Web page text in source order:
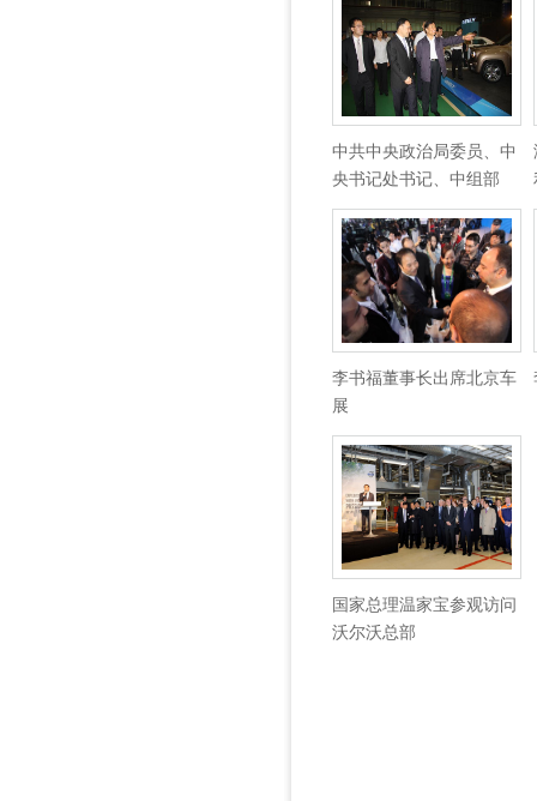
中共中央政治局委员、中
央书记处书记、中组部
部…
李书福董事长出席北京车
展
国家总理温家宝参观访问
沃尔沃总部